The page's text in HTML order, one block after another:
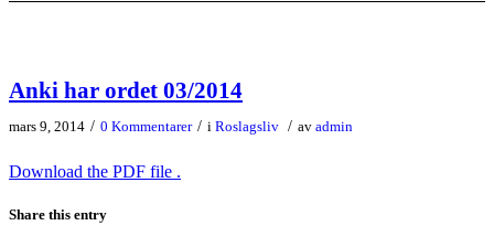
Anki har ordet 03/2014
mars 9, 2014 / 0 Kommentarer / i Roslagsliv / av admin
Download the PDF file .
Share this entry